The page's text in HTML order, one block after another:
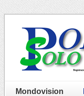
Mondovision